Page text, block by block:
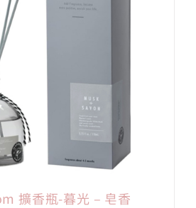
擴香瓶-暮光 – 皂香